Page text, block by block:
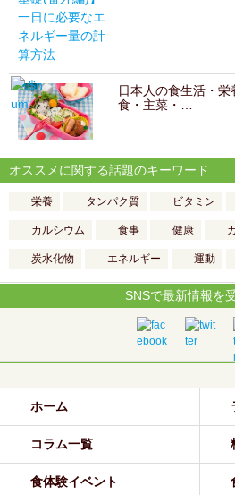
日本人の食生活・
食・主菜・…
オススメに関する話題のキーワード
栄養 タンパク質 ビタミン
カルシウム 食事 健康
炭水化物 エネルギー 運動
SNSで最新情報を
ホーム
コラム一覧
食体験イベント